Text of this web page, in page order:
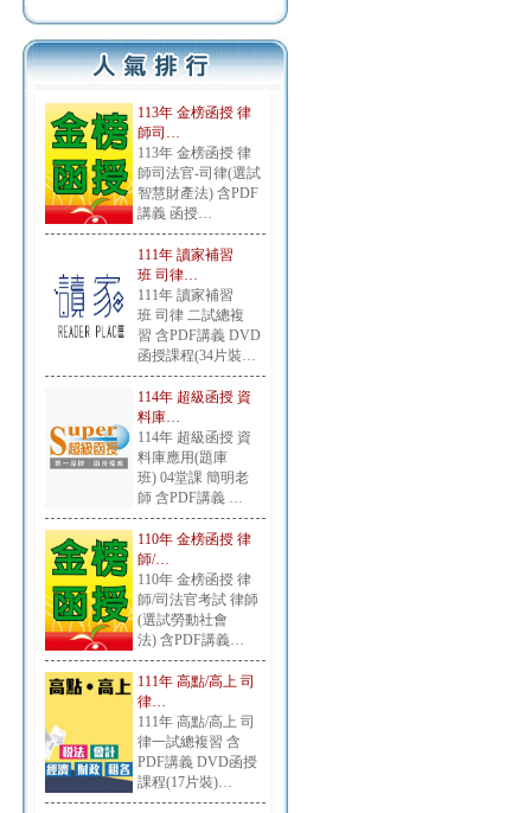
113年 金榜函授 律
師司…
113年 金榜函授 律
師司法官-司律(選試
智慧財產法) 含PDF
講義 函授…
111年 讀家補習
班 司律…
111年 讀家補習
班 司律 二試總複
習 含PDF講義 DVD
函授課程(34片裝…
114年 超級函授 資
料庫…
114年 超級函授 資
料庫應用(題庫
班) 04堂課 簡明老
師 含PDF講義 …
110年 金榜函授 律
師/…
110年 金榜函授 律
師/司法官考試 律師
(選試勞動社會
法) 含PDF講義…
111年 高點/高上 司
律…
111年 高點/高上 司
律一試總複習 含
PDF講義 DVD函授
課程(17片裝)…